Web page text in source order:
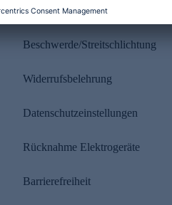
Rechtliches
Beschwerde/Streitschlichtung
Widerrufsbelehrung
Datenschutzeinstellungen
Rücknahme Elektrogeräte
Barrierefreiheit